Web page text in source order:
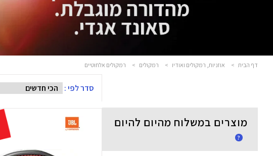
דף הבית > אוזניות, רמקולים ואודיו > רמקולים > רמקולים אלחוטיים
סדר לפי :
מוצרים במשלוח מהיום להיום
?